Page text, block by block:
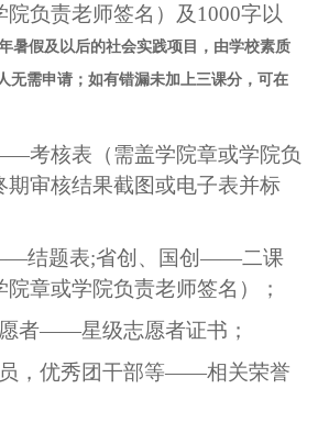
院负责老师签名）及1000字以
暑假及以后的社会实践项目，由学校素质
无需申请；如有错漏未加上三课分，可在
考核表（需盖学院章或学院负
期审核结果截图或电子表并标
结题表;省创、国创——二课
章或学院负责老师签名）；
者——星级志愿者证书；
，优秀团干部等——相关荣誉